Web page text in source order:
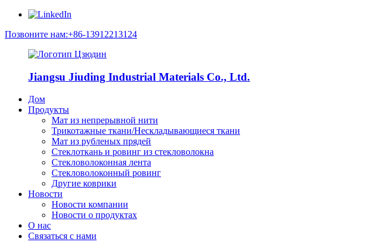
Позвоните нам:+86-13912213124
Jiangsu Jiuding Industrial Materials Co., Ltd.
Дом
Продукты
Мат из непрерывной нити
Трикотажные ткани/Нескладывающиеся ткани
Мат из рубленых прядей
Стеклоткань и ровинг из стекловолокна
Стекловолоконная лента
Стекловолоконный ровинг
Другие коврики
Новости
Новости компании
Новости о продуктах
О нас
Связаться с нами